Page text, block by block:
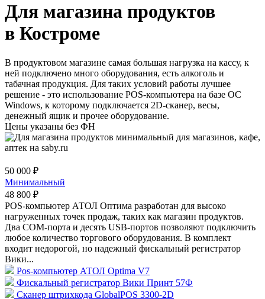
Для магазина продуктов
в Костроме
В продуктовом магазине самая большая нагрузка на кассу, к
ней подключено много оборудования, есть алкоголь и
табачная продукция. Для таких условий работы лучшее
решение - это использование POS-компьютера на базе ОС
Windows, к которому подключается 2D-сканер, весы,
денежный ящик и прочее оборудование.
Цены указаны без ФН
50 000 ₽
Минимальный
48 800 ₽
POS-компьютер АТОЛ Оптима разработан для высоко
нагруженных точек продаж, таких как магазин продуктов.
Два COM-порта и десять USB-портов позволяют подключить
любое количество торгового оборудования. В комплект
входит недорогой, но надежный фискальный регистратор
Вики...
Pos-компьютер АТОЛ Optima V7
Фискальный регистратор Вики Принт 57Ф
Сканер штрихкода GlobalPOS 3300-2D